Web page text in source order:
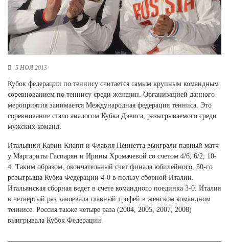
Новосибирская область (3)
Омская область (5)
Республика Башкортостан (3)
Республика Татарстан (2)
Самарская область (1)
Санкт-Петербург и ЛО (3)
Саратовская область (1)
Свердловская область (5)
Смоленская область (1)
Ставропольский край (5)
Томская область (1)
Тульская область (1)
Тюменская область (3)
Хакасия (1)
5 НОЯ 2013
Кубок федерации по теннису считается самым крупным командным
соревнованием по теннису среди женщин. Организацией данного
мероприятия занимается Международная федерация тенниса. Это
соревнование стало аналогом Кубка Дэвиса, разыгрываемого среди
мужских команд.
Итальянки Карин Кнапп и Флавия Пеннетта выиграли парный матч
у Маргариты Гаспарян и Ирины Хромачевой со счетом 4/6, 6/2, 10-
4. Таким образом, окончательный счет финала юбилейного, 50-го
розыгрыша Кубка Федерации 4-0 в пользу сборной Италии.
Итальянская сборная ведет в счете командного поединка 3-0. Италия
в четвертый раз завоевала главный трофей в женском командном
теннисе. Россия также четыре раза (2004, 2005, 2007, 2008)
выигрывала Кубок Федерации.